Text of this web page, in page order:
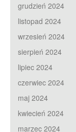
grudzień 2024
listopad 2024
wrzesień 2024
sierpień 2024
lipiec 2024
czerwiec 2024
maj 2024
kwiecień 2024
marzec 2024